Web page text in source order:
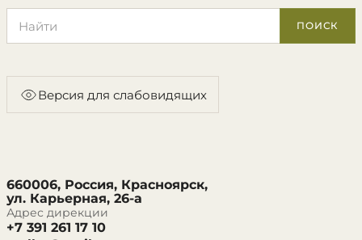
ПОИСК
Версия для слабовидящих
660006, Россия, Красноярск,
ул. Карьерная, 26-а
Адрес дирекции
+7 391 261 17 10